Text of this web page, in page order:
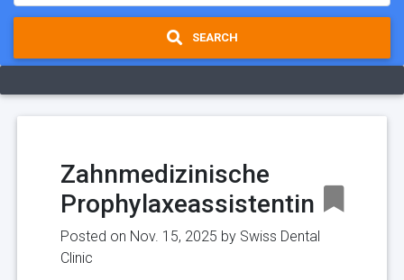
SEARCH
Zahnmedizinische
Prophylaxeassistentin
Posted on Nov. 15, 2025 by Swiss Dental
Clinic